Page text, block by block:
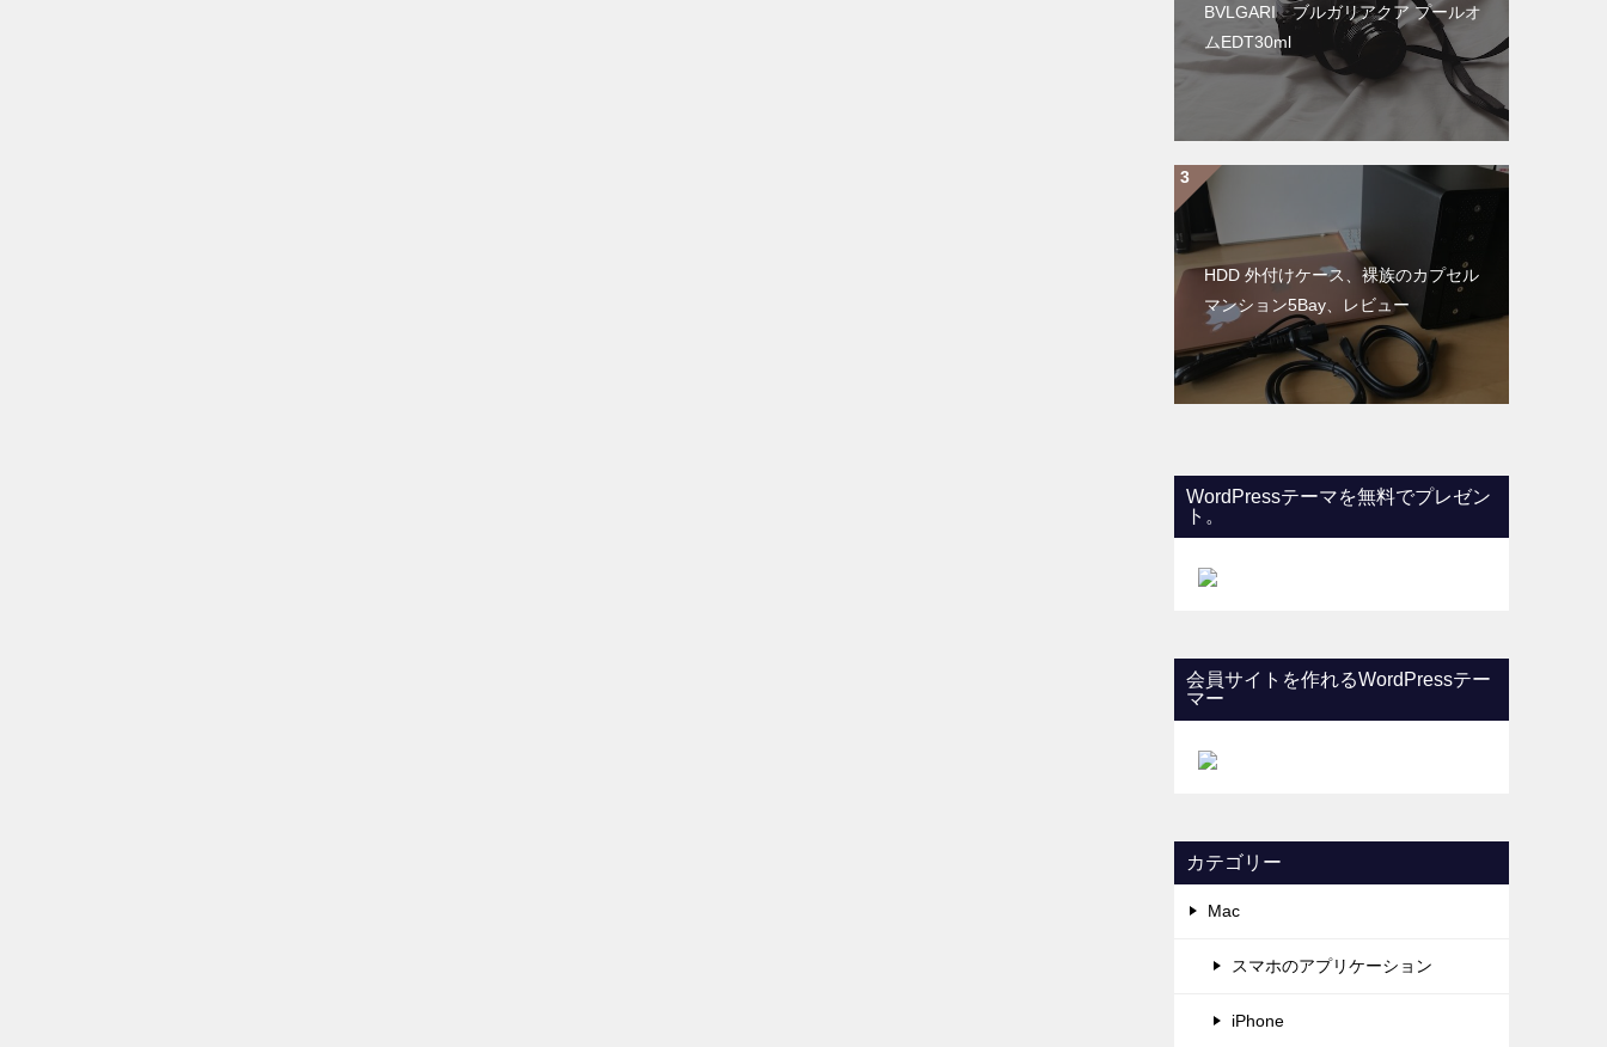
BVLGARI ブルガリアクア プールオ
ムEDT30ml
HDD 外付けケース、裸族のカプセル
マンション5Bay、レビュー
WordPressテーマを無料でプレゼン
ト。
会員サイトを作れるWordPressテー
マー
カテゴリー
Mac
スマホのアプリケーション
iPhone